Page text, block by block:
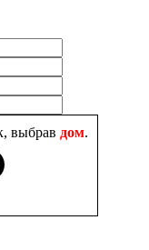
выбрав дом.